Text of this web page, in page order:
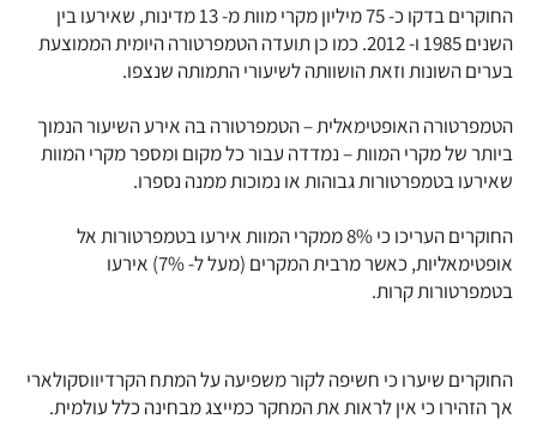
החוקרים בדקו כ- 75 מיליון מקרי מוות מ- 13 מדינות, שאירעו בין
השנים 1985 ו- 2012. כמו כן תועדה הטמפרטורה היומית הממוצעת
בערים השונות וזאת הושוותה לשיעורי התמותה שנצפו.
הטמפרטורה האופטימאלית – הטמפרטורה בה אירע השיעור הנמוך
ביותר של מקרי המוות – נמדדה עבור כל מקום ומספר מקרי המוות
שאירעו בטמפרטורות גבוהות או נמוכות ממנה נספרו.
החוקרים העריכו כי 8% ממקרי המוות אירעו בטמפרטורות אל
אופטימאליות, כאשר מרבית המקרים (מעל ל- 7%) אירעו
בטמפרטורות קרות.
החוקרים שיערו כי חשיפה לקור משפיעה על המתח הקרדיווסקולארי
אך הזהירו כי אין לראות את המחקר כמייצג מבחינה כלל עולמית.